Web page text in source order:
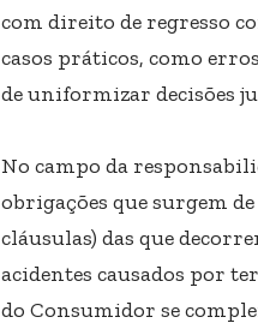
com direito de regresso
casos práticos, como
de uniformizar decisões
No campo da
obrigações que surgem
cláusulas) das que
acidentes causados ​​por
do Consumidor se